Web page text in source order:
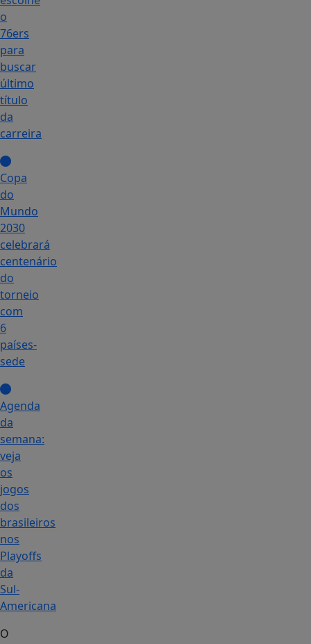
o
76ers
para
buscar
último
título
da
carreira
Copa
do
Mundo
2030
celebrará
centenário
do
torneio
com
6
países-
sede
Agenda
da
semana:
veja
os
jogos
dos
brasileiros
nos
Playoffs
da
Sul-
Americana
O